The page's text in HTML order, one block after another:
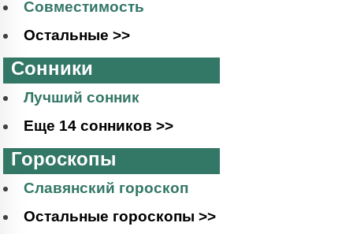
Совместимость
Остальные >>
Сонники
Лучший сонник
Еще 14 сонников >>
Гороскопы
Славянский гороскоп
Остальные гороскопы >>